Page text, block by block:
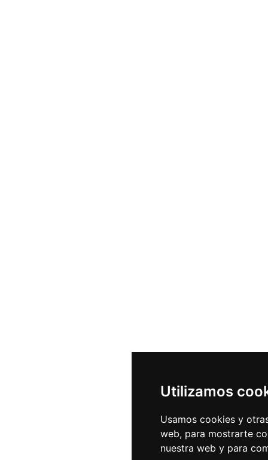
Utilizamos
Usamos cookies y
web, para mostrarte
nuestra web y para